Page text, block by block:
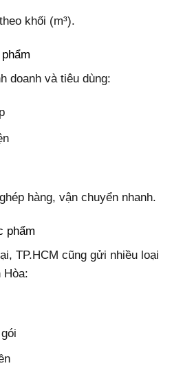
khối (m³).
doanh và tiêu dùng:
hàng, vận chuyển nhanh.
phẩm
TP.HCM cũng gửi nhiều loại
Hòa: